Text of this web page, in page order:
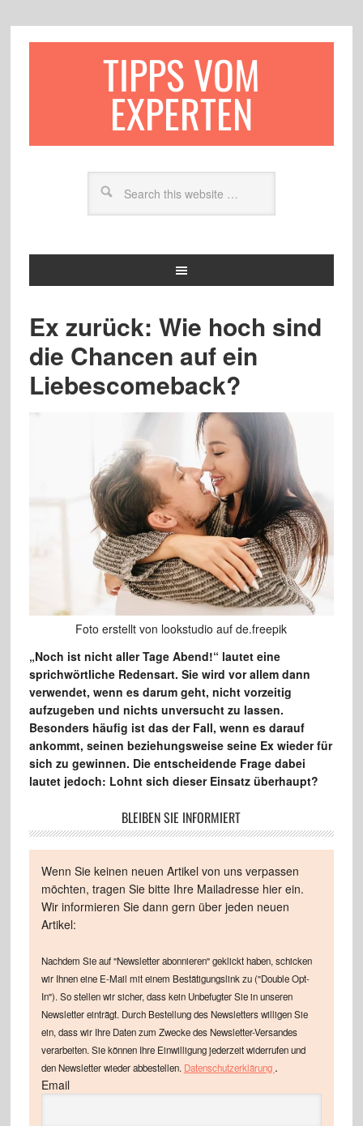
TIPPS VOM
EXPERTEN
Ex zurück: Wie hoch sind
die Chancen auf ein
Liebescomeback?
Foto erstellt von lookstudio auf de.freepik
„Noch ist nicht aller Tage Abend!“ lautet eine
sprichwörtliche Redensart. Sie wird vor allem dann
verwendet, wenn es darum geht, nicht vorzeitig
aufzugeben und nichts unversucht zu lassen.
Besonders häufig ist das der Fall, wenn es darauf
ankommt, seinen beziehungsweise seine Ex wieder für
sich zu gewinnen. Die entscheidende Frage dabei
lautet jedoch: Lohnt sich dieser Einsatz überhaupt?
BLEIBEN SIE INFORMIERT
Wenn Sie keinen neuen Artikel von uns verpassen
möchten, tragen Sie bitte Ihre Mailadresse hier ein.
Wir informieren Sie dann gern über jeden neuen
Artikel:
Nachdem Sie auf "Newsletter abonnieren" geklickt haben, schicken
wir Ihnen eine E-Mail mit einem Bestätigungslink zu ("Double Opt-
In"). So stellen wir sicher, dass kein Unbefugter Sie in unseren
Newsletter einträgt. Durch Bestellung des Newsletters willigen Sie
ein, dass wir Ihre Daten zum Zwecke des Newsletter-Versandes
verarbeiten. Sie können Ihre Einwilligung jederzeit widerrufen und
den Newsletter wieder abbestellen. Datenschutzerklärung .
Email